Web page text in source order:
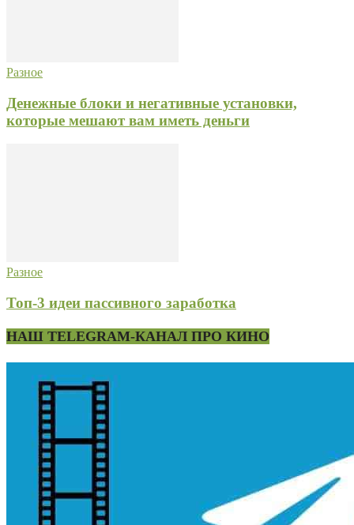
Разное
Денежные блоки и негативные установки,
которые мешают вам иметь деньги
Разное
Топ-3 идеи пассивного заработка
НАШ TELEGRAM-КАНАЛ ПРО КИНО